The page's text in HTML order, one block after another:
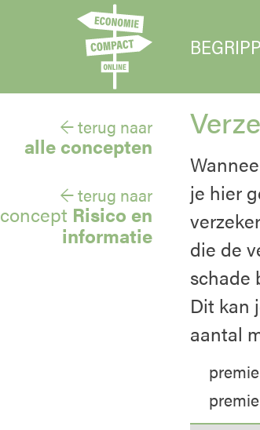
← terug naar
alle concepten
← terug naar
concept Risico en
informatie
je hier
die de
schade
Dit kan
aantal